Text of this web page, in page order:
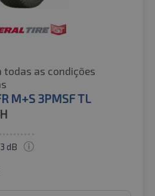
todas as condições
M+S 3PMSF TL
dB